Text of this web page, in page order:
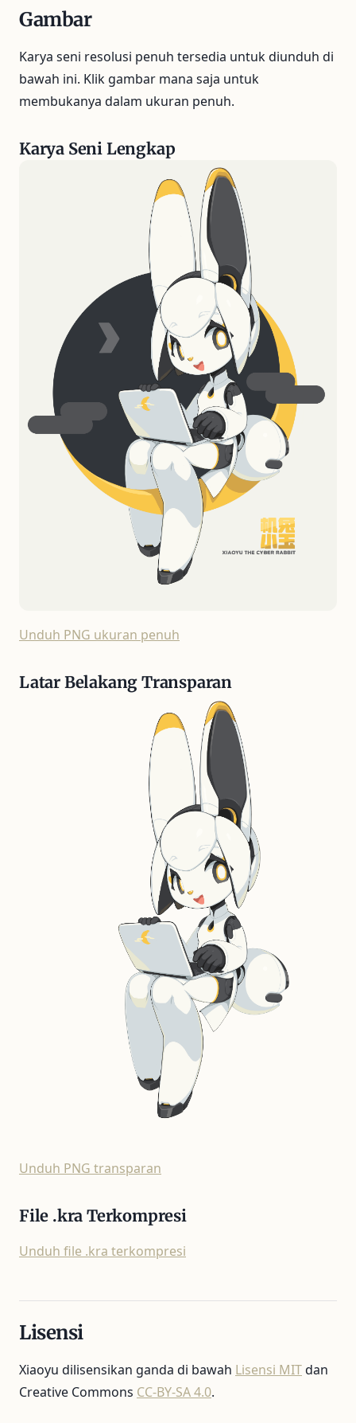
Gambar
Karya seni resolusi penuh tersedia untuk diunduh di
bawah ini. Klik gambar mana saja untuk
membukanya dalam ukuran penuh.
Karya Seni Lengkap
Unduh PNG ukuran penuh
Latar Belakang Transparan
Unduh PNG transparan
File .kra Terkompresi
Unduh file .kra terkompresi
Lisensi
Xiaoyu dilisensikan ganda di bawah Lisensi MITdan
Creative Commons CC‑BY‑SA 4.0.